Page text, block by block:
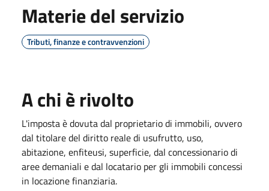
Materie del servizio
Tributi, finanze e contravvenzioni
A chi è rivolto
L'imposta è dovuta dal proprietario di immobili, ovvero
dal titolare del diritto reale di usufrutto, uso,
abitazione, enfiteusi, superficie, dal concessionario di
aree demaniali e dal locatario per gli immobili concessi
in locazione finanziaria.